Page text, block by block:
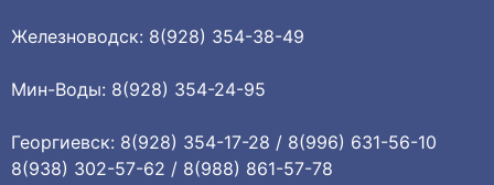
Железноводск: 8(928) 354-38-49
Мин-Воды: 8(928) 354-24-95
Георгиевск: 8(928) 354-17-28 / 8(996) 631-56-10
8(938) 302-57-62 / 8(988) 861-57-78